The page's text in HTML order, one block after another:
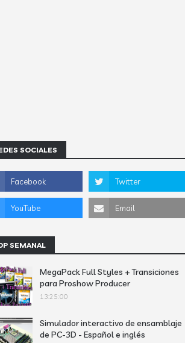
SOCIALES
SEMANAL
MegaPack Full Styles + Transiciones
para Proshow Producer
13:25:00
Simulador interactivo de ensamblaje
de PC-3D - Español e inglés